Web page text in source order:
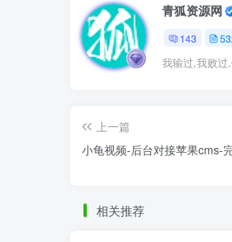
青狐资源网
143
我输过,我败过
上一篇
小龟视频-后台对接苹果cms-
相关推荐